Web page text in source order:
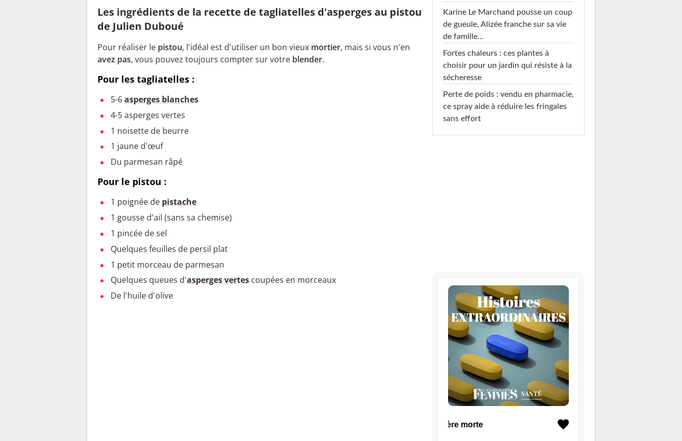
Les ingrédients de la recette de tagliatelles d'asperges au pistou
de Julien Duboué
Pour réaliser le pistou, l'idéal est d'utiliser un bon vieux mortier, mais si vous n'en
avez pas, vous pouvez toujours compter sur votre blender.
Pour les tagliatelles :
5-6asperges blanches
4-5 asperges vertes
1 noisette de beurre
1 jaune d'œuf
Du parmesan râpé
Pour le pistou :
1 poignée de pistache
1 gousse d'ail (sans sa chemise)
1 pincée de sel
Quelques feuilles de persil plat
1 petit morceau de parmesan
Quelques queues d'asperges vertes coupées en morceaux
De l'huile d'olive
Karine Le Marchand pousse un coup
de gueule, Alizée franche sur sa vie
de famille...
Fortes chaleurs : ces plantes à
choisir pour un jardin qui résiste à la
sécheresse
Perte de poids : vendu en pharmacie,
ce spray aide à réduire les fringales
sans effort